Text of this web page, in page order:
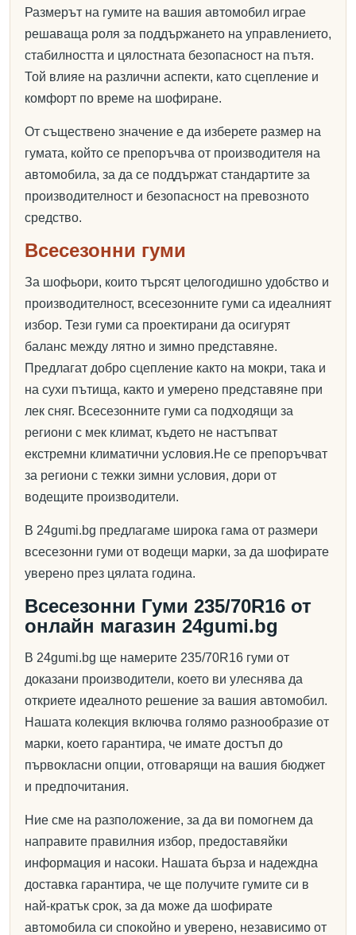
Размерът на гумите на вашия автомобил играе
решаваща роля за поддържането на управлението,
стабилността и цялостната безопасност на пътя.
Той влияе на различни аспекти, като сцепление и
комфорт по време на шофиране.
От съществено значение е да изберете размер на
гумата, който се препоръчва от производителя на
автомобила, за да се поддържат стандартите за
производителност и безопасност на превозното
средство.
Всесезонни гуми
За шофьори, които търсят целогодишно удобство и
производителност, всесезонните гуми са идеалният
избор. Тези гуми са проектирани да осигурят
баланс между лятно и зимно представяне.
Предлагат добро сцепление както на мокри, така и
на сухи пътища, както и умерено представяне при
лек сняг. Всесезонните гуми са подходящи за
региони с мек климат, където не настъпват
екстремни климатични условия.Не се препоръчват
за региони с тежки зимни условия, дори от
водещите производители.
В 24gumi.bg предлагаме широка гама от размери
всесезонни гуми от водещи марки, за да шофирате
уверено през цялата година.
Всесезонни Гуми 235/70R16 от
онлайн магазин 24gumi.bg
В 24gumi.bg ще намерите 235/70R16 гуми от
доказани производители, което ви улеснява да
откриете идеалното решение за вашия автомобил.
Нашата колекция включва голямо разнообразие от
марки, което гарантира, че имате достъп до
първокласни опции, отговарящи на вашия бюджет
и предпочитания.
Ние сме на разположение, за да ви помогнем да
направите правилния избор, предоставяйки
информация и насоки. Нашата бърза и надеждна
доставка гарантира, че ще получите гумите си в
най-кратък срок, за да може да шофирате
автомобила си спокойно и уверено, независимо от